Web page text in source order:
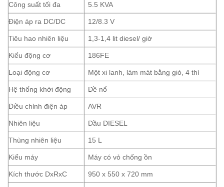
Công suất tối đa 5.5 KVA
Điện áp ra DC/DC 12/8.3 V
Tiêu hao nhiên liệu 1,3-1,4 lit diesel/ giờ
Kiểu động cơ 186FE
Loại động cơ Một xi lanh, làm mát bằng gió, 4 thì
Hệ thống khởi động Đề nổ
Điều chỉnh điện áp AVR
Nhiên liệu Dầu DIESEL
Thùng nhiên liệu 15 L
Kiểu máy Máy có vỏ chống ồn
Kích thước DxRxC 950 x 550 x 720 mm